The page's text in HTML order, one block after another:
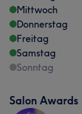
Mittwoch
Donnerstag
Freitag
Samstag
Sonntag
Salon Awards